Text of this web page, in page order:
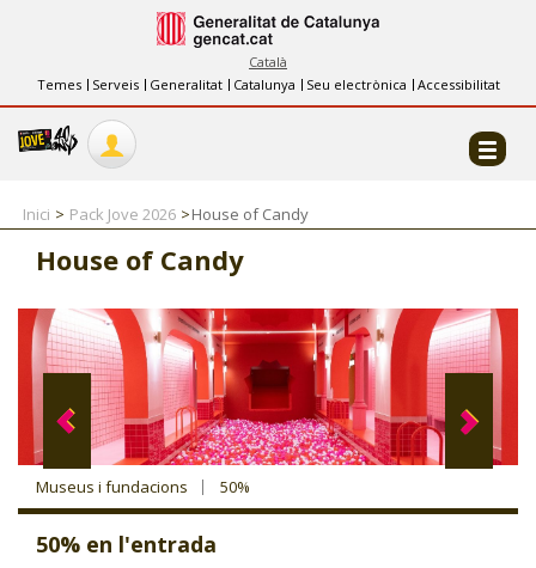
Català
Temes
Serveis Generalitat Catalunya Seu electrònica Accessibilitat
INFORMACIÓ
FES-TE EL CJ
COL·LABORADORS
CJ ADOLESCENTS
CJ EMANCIPACIÓ
CJ SALUT
CJ INTERNACIONAL
Inici Pack Jove 2026 House of Candy
House of Candy
Museus i fundacions 50%
50% en l'entrada